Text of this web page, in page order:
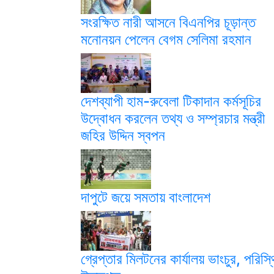
সংরক্ষিত নারী আসনে বিএনপির চূড়ান্ত
মনোনয়ন পেলেন বেগম সেলিমা রহমান
দেশব্যাপী হাম-রুবেলা টিকাদান কর্মসূচির
উদ্বোধন করলেন তথ্য ও সম্প্রচার মন্ত্রী
জহির উদ্দিন স্বপন
দাপুটে জয়ে সমতায় বাংলাদেশ
গ্রেপ্তার মিলটনের কার্যালয় ভাংচুর,